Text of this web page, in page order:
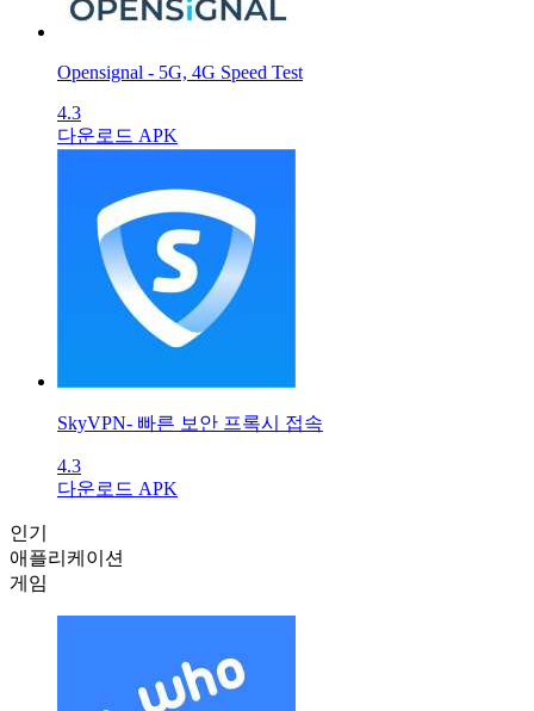
Opensignal - 5G, 4G Speed Test
4.3
다운로드 APK
SkyVPN- 빠른 보안 프록시 접속
4.3
다운로드 APK
인기
애플리케이션
게임